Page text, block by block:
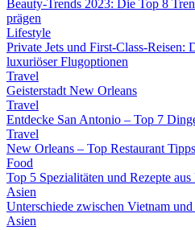
Beauty-Trends 2023: Die Top 8
prägen
Lifestyle
Private Jets und First-Class-Reisen:
luxuriöser Flugoptionen
Travel
Geisterstadt New Orleans
Travel
Entdecke San Antonio – Top 7
Travel
New Orleans – Top Restaurant Tipps
Food
Top 5 Spezialitäten und Rezepte aus
Asien
Unterschiede zwischen Vietnam
Asien